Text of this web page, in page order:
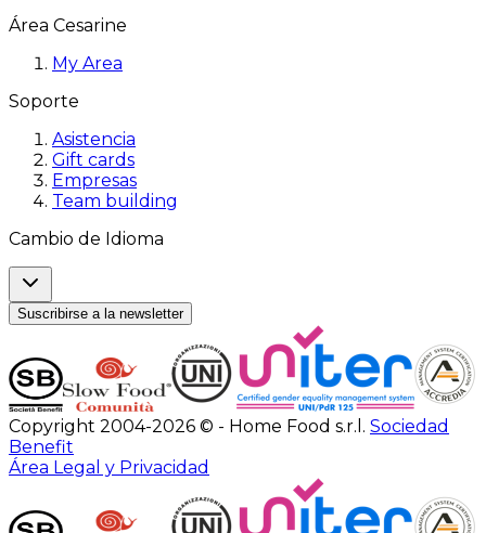
Área Cesarine
My Area
Soporte
Asistencia
Gift cards
Empresas
Team building
Cambio de Idioma
Suscribirse a la newsletter
Copyright 2004-2026 © - Home Food s.r.l. Sociedad
Benefit
Área Legal y Privacidad